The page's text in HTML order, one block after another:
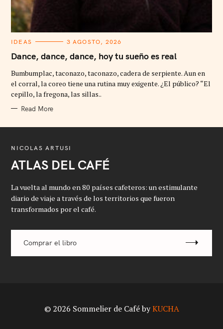
C
T
E
O
R
I
E
IDEAS 3 AGOSTO, 2026
Dance, dance, dance, hoy tu sueño es real
Bumbumplac, taconazo, taconazo, cadera de serpiente. Aun en
el corral, la coreo tiene una rutina muy exigente. ¿El público? “El
cepillo, la fregona, las sillas..
Read More
NICOLAS ARTUSI
ATLAS DEL CAFÉ
La vuelta al mundo en 80 países cafeteros: un estimulante
diario de viaje a través de los territorios que fueron
transformados por el café.
Comprar el libro
© 2026 Sommelier de Café byKUCHA